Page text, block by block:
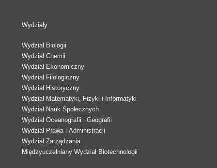
Wydziały
Wydział Biologii
Wydział Chemii
Wydział Ekonomiczny
Wydział Filologiczny
Wydział Historyczny
Wydział Matematyki, Fizyki i Informatyki
Wydział Nauk Społecznych
Wydział Oceanografii i Geografii
Wydział Prawa i Administracji
Wydział Zarządzania
Międzyuczelniany Wydział Biotechnologii